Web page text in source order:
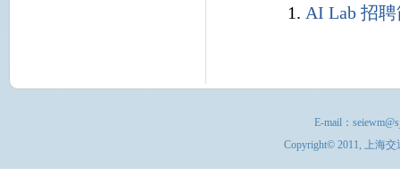
AI Lab 招
E-mail：
Copyright© 2011, 上海